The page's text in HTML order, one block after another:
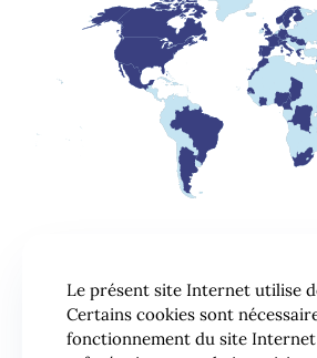
Le présent site Internet utilise
Certains cookies sont
fonctionnement du site